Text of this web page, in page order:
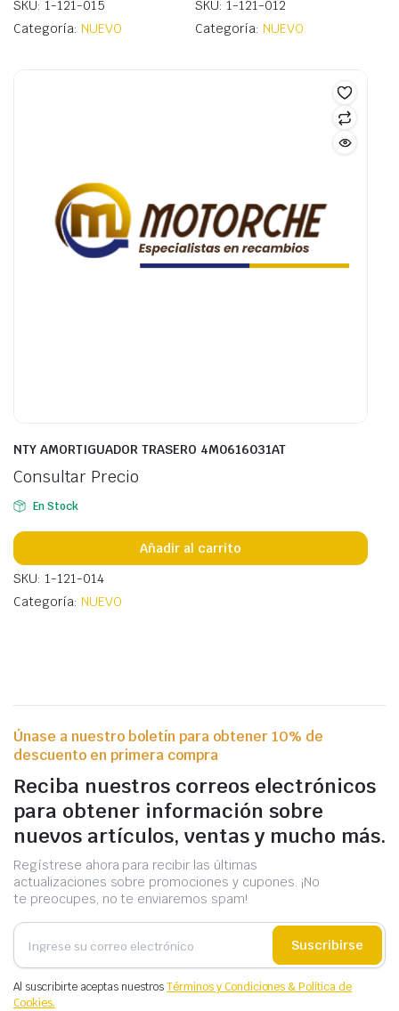
SKU: 1-121-015
Categoría: NUEVO
SKU: 1-121-012
Categoría: NUEVO
NTY AMORTIGUADOR TRASERO 4M0616031AT
Consultar Precio
En Stock
Añadir al carrito
SKU: 1-121-014
Categoría: NUEVO
Únase a nuestro boletín para obtener 10% de
descuento en primera compra
Reciba nuestros correos electrónicos
para obtener información sobre
nuevos artículos, ventas y mucho más.
Regístrese ahora para recibir las últimas
actualizaciones sobre promociones y cupones. ¡No
te preocupes, no te enviaremos spam!
Suscribirse
Al suscribirte aceptas nuestrosTérminos y Condiciones & Política de
Cookies.